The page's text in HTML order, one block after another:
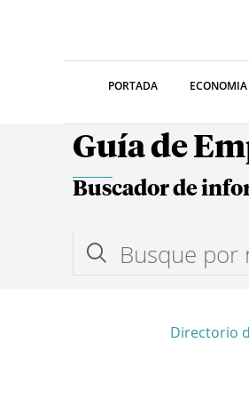
PORTADA ECONOMIA
Guía de
Buscador de
Directorio